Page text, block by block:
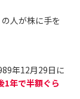
人が株に手を
年12月29日に
1年で半額ぐら